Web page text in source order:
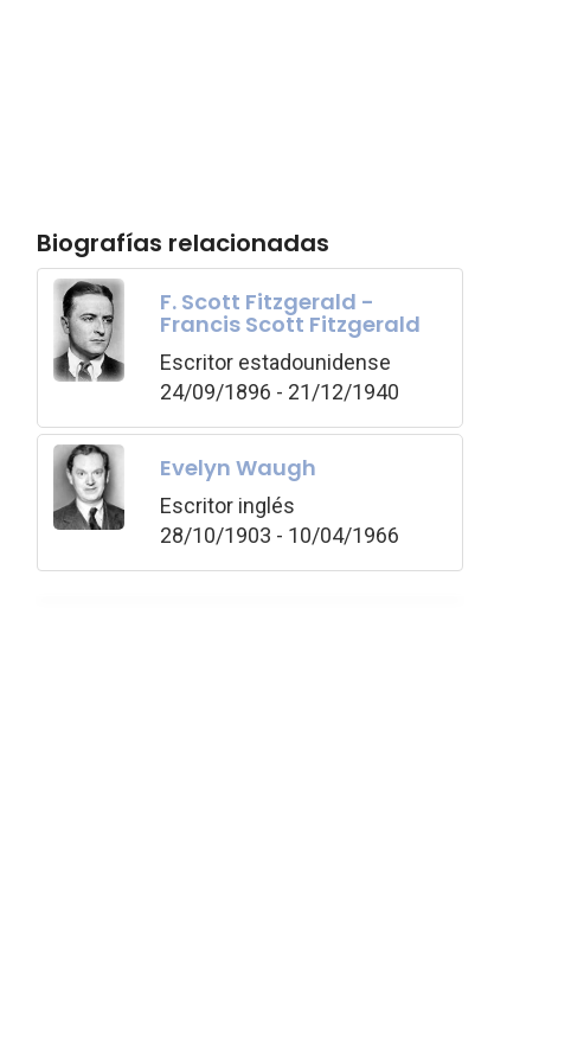
Biografías relacionadas
F. Scott Fitzgerald -
Francis Scott Fitzgerald
Escritor estadounidense
24/09/1896 - 21/12/1940
Evelyn Waugh
Escritor inglés
28/10/1903 - 10/04/1966